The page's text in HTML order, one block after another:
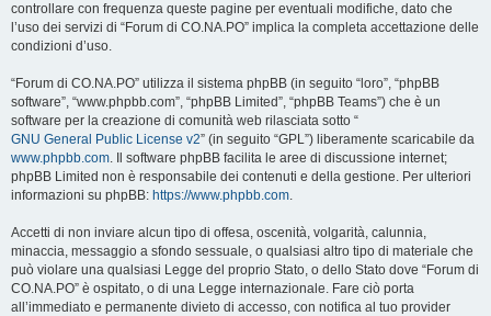
controllare con frequenza queste pagine per eventuali modifiche, dato che
l’uso dei servizi di “Forum di CO.NA.PO” implica la completa accettazione delle
condizioni d’uso.
“Forum di CO.NA.PO” utilizza il sistema phpBB (in seguito “loro”, “phpBB
software”, “www.phpbb.com”, “phpBB Limited”, “phpBB Teams”) che è un
software per la creazione di comunità web rilasciata sotto “
GNU General Public License v2” (in seguito “GPL”) liberamente scaricabile da
www.phpbb.com. Il software phpBB facilita le aree di discussione internet;
phpBB Limited non è responsabile dei contenuti e della gestione. Per ulteriori
informazioni su phpBB: https://www.phpbb.com.
Accetti di non inviare alcun tipo di offesa, oscenità, volgarità, calunnia,
minaccia, messaggio a sfondo sessuale, o qualsiasi altro tipo di materiale che
può violare una qualsiasi Legge del proprio Stato, o dello Stato dove “Forum di
CO.NA.PO” è ospitato, o di una Legge internazionale. Fare ciò porta
all’immediato e permanente divieto di accesso, con notifica al tuo provider